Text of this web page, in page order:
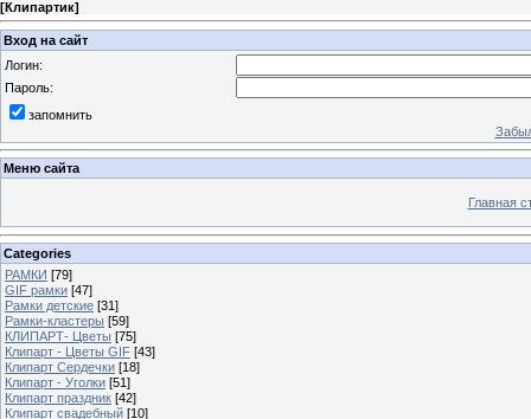
[Клипартик]
Вход на сайт
Логин:
Пароль:
запомнить
Меню сайта
Главная
Categories
РАМКИ [79]
GIF рамки [47]
Рамки детские [31]
Рамки-кластеры [59]
КЛИПАРТ- Цветы [75]
Клипарт - Цветы GIF [43]
Клипарт Сердечки [18]
Клипарт - Уголки [51]
Клипарт праздник [42]
Клипарт свадебный [10]